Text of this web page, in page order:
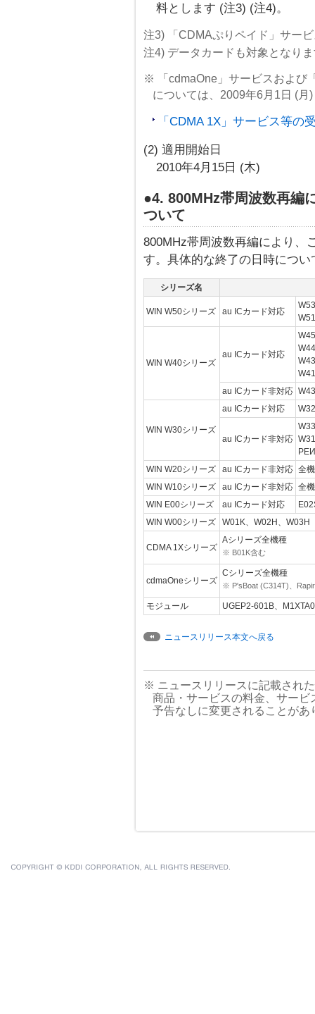
料とします (注3) (注4)。
注3) 「CDMAぷりペイド」サー
注4) データカードも対象となり
※ 「cdmaOne」サービスおよび
については、2009年6月1日 (月
「CDMA 1X」サービス等の
(2) 適用開始日
2010年4月15日 (木)
●4. 800MHz帯周波数再編
ついて
800MHz帯周波数再編により、
す。具体的な終了の日時につ
シリーズ名
WIN W50シリーズ au ICカード対応
WIN W40シリーズ
au ICカード対応
au ICカード非対応
WIN W30シリーズ
au ICカード対応
au ICカード非対応
WIN W20シリーズ
au ICカード非対応 全
WIN W10シリーズ
au ICカード非対応 全
WIN E00シリーズ
au ICカード対応
WIN W00シリーズ
W01K、W02H、W03H
CDMA 1Xシリーズ
Aシリーズ全機種
※ B01K含む
cdmaOneシリーズ
Cシリーズ全機種
※ P'sBoat (C314T)、
モジュール UGEP2-601B、
ニュースリリース本文へ戻る
※ ニュースリリースに記載され
商品・サービスの料金、サー
予告なしに変更されることが